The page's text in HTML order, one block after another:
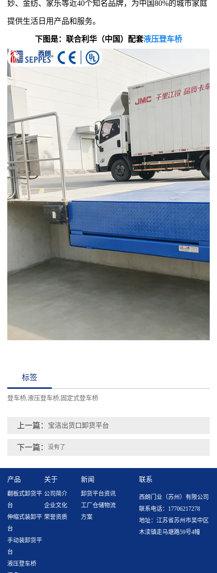
妙、金纺、家乐等近40个知名品牌，为中国80%的城市家庭
提供生活日用产品和服务。
下图是：联合利华（中国）配套液压登车桥
标签
登车桥,液压登车桥, 固定式登车桥
上一篇： 宝洁出货口卸货平台
下一篇： 没有了
产品
翻板式卸货平
台
伸缩式装卸平
台
手动装卸货平
台
液压登车桥
关于
公司简介
企业文化
荣誉资质
新闻
卸货平台资讯
工厂仓储物流
方案
联系
西朗门业（苏州）有限公司
联系电话：17706217278
地址：江苏省苏州市吴中区
木渎镇走马塘路59号4幢